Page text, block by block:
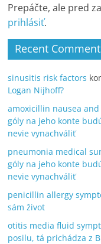
Prepáčte, ale pred
prihlásiť.
Recent
sinusitis risk factors
Logan Nijhoff?
amoxicillin nausea
góly na jeho konte
nevie vynachváliť
pneumonia medical
góly na jeho konte
nevie vynachváliť
penicillin allergy
sám život
otitis media fluid
posilu, tá prichádza z